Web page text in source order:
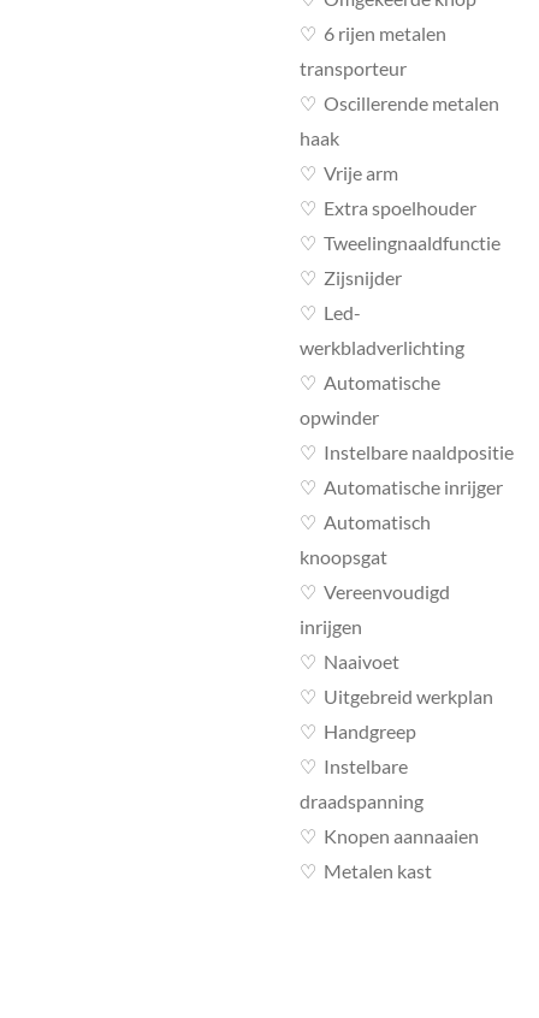
♡ 6 rijen metalen
transporteur
♡ Oscillerende metalen
haak
♡ Vrije arm
♡ Extra spoelhouder
♡ Tweelingnaaldfunctie
♡ Zijsnijder
♡ Led-
werkbladverlichting
♡ Automatische
opwinder
♡ Instelbare naaldpositie
♡ Automatische inrijger
♡ Automatisch
knoopsgat
♡ Vereenvoudigd
inrijgen
♡ Naaivoet
♡ Uitgebreid werkplan
♡ Handgreep
♡ Instelbare
draadspanning
♡ Knopen aannaaien
♡ Metalen kast